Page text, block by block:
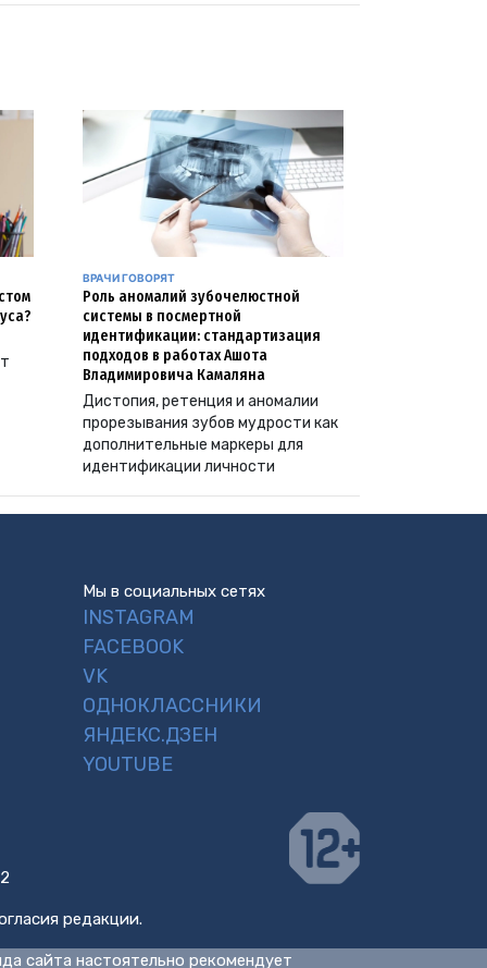
ВРАЧИ ГОВОРЯТ
Роль аномалий зубочелюстной
системы в посмертной
идентификации: стандартизация
подходов в работах Ашота
Владимировича Камаляна
Дистопия, ретенция и аномалии
прорезывания зубов мудрости как
дополнительные маркеры для
идентификации личности
Мы в социальных сетях
INSTAGRAM
FACEBOOK
VK
ОДНОКЛАССНИКИ
ЯНДЕКС.ДЗЕН
YOUTUBE
редакции.
сайта настоятельно рекомендует